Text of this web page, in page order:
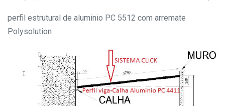
perfil estrutural de aluminio PC 5512 com arremate
Polysolution